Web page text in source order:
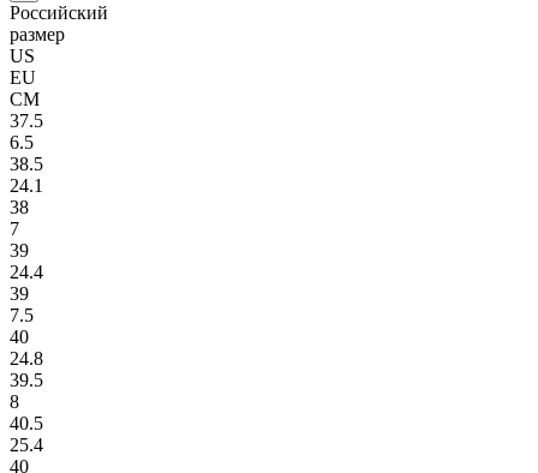
Российский
размер
US
EU
СМ
37.5
6.5
38.5
24.1
38
7
39
24.4
39
7.5
40
24.8
39.5
8
40.5
25.4
40